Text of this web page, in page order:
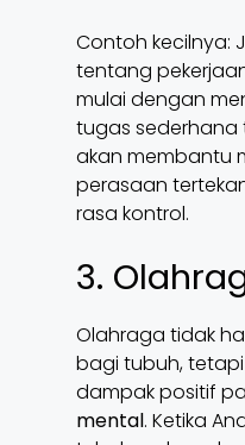
Contoh kecilnya:
tentang
mulai dengan
tugas sederhana
akan membantu
perasaan
rasa kontrol.
3.
Olahraga tidak
bagi tubuh, tetapi
dampak positif
mental. Ketika